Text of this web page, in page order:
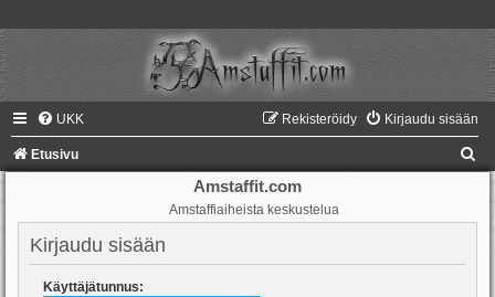
UKK Kirjaudu sisään
Rekisteröidy
Etusivu
Amstaffit.com
Amstaffiaiheista keskustelua
Kirjaudu sisään
Käyttäjätunnus: